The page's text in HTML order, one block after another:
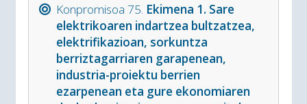
Konpromisoa 75. Ekimena 1. Sare
elektrikoaren indartzea bultzatzea,
elektrifikazioan, sorkuntza
berriztagarriaren garapenean,
industria-proiektu berrien
ezarpenean eta gure ekonomiaren